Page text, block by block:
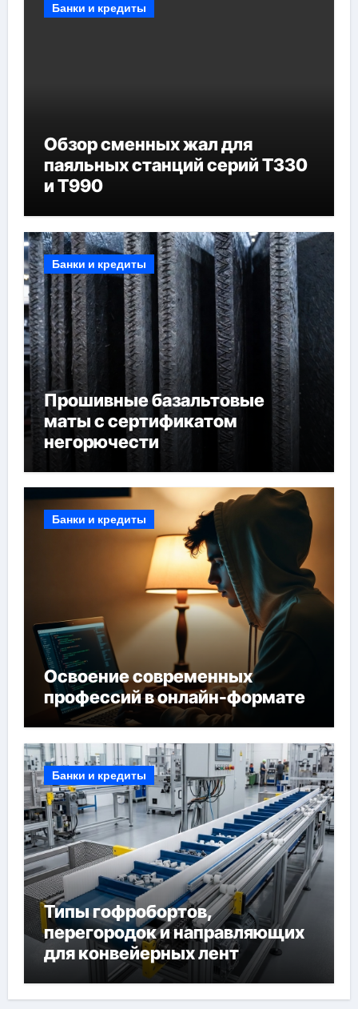
Банки и кредиты
Обзор сменных жал для
паяльных станций серий T330
и T990
Банки и кредиты
Прошивные базальтовые
маты с сертификатом
негорючести
Банки и кредиты
Освоение современных
профессий в онлайн-формате
Банки и кредиты
Типы гофробортов,
перегородок и направляющих
для конвейерных лент